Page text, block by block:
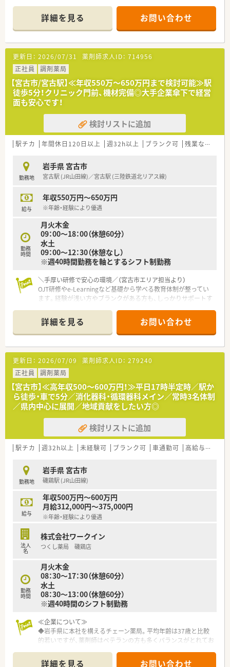
心として運営しています。
■お薬のこと以外にも相談されることもあり、薬剤師としてのや
りがいを感じられる場面が多く、これまでのご経験を生かせる環
境です。
■お人柄重視で採用しています。やる気のある方歓迎！
■応需科目は内科が多く、1日あたり35枚ほどと安定している環
境です。患者様とのコミュニケーションに時間を設けることが
できる環境です。
≪充実な教育・研修制度≫
中途入社の方は、ＯＪＴ研修が基本となります。店舗内で勉強会
の実施などもあり、勉強したい方を応援できる環境です。興味が
ある事や疑問点について相談しやすい職場環境です。
≪こんな方におススメ≫
★地元で働きたい方
★医療過疎地域で勤務したい方
詳細を見る お問い合わせ
更新日： 2026/07/31 薬剤師求人ID： 714956
正社員
調剤薬局
【宮古市/宮古駅】≪年収550万～650万円まで検討可能≫駅
徒歩5分！クリニック門前、機材完備◎大手企業傘下で経営
面も安心です！
検討リストに追加
駅チカ 年間休日120日以上 週32h以上 ブランク可 残業なし(ほぼなし含む)
勤務地
岩手県 宮古市
宮古駅 (JR山田線)／宮古駅 (三陸鉄道北リアス線)
給与
年収550万円～650万円
※年齢・経験により優遇
勤務
時間
月火木金
09：00～18：00（休憩60分）
水土
09：00～12：30（休憩なし）
※週40時間勤務を軸とするシフト制勤務
＼手厚い研修で安心の環境／（宮古市エリア担当より）
OJT研修やe-Learningなど基礎から学べる教育体制が整ってい
ます。経験が浅い方やブランクがある方も、しっかりサポートす
＊------------------------------------------＊
【店舗情報と応需状況について】
■宮古駅から徒歩5分と通勤に便利な立地で、脳神経外科の処方
箋を専門的に応需しています。
■1日あたり約70枚の処方箋を受け付けており、専門性の高い知
識をじっくりと身につけることが可能です。
■常勤薬剤師と派遣薬剤師、さらに事務スタッフ3名が協力し合
い、一人ひとりの負担を抑えて業務に励んでいます。
【法人特徴について】
■患者様とのふれあいや思いやりを何よりも大切にし、地域に密
着した温かみのある薬局運営を行っています。
■地域の皆様が明るく元気に過ごせるよう、最も身近な健康アド
バイザーとしてあり続けることを目指しています。
忘れず、薬局の存在意義を常に追求する企業です。
【勤務実態について】
■月平均の残業時間は5.6時間と非常に少なく、18時までの勤務
がメインのためワークライフバランスが充実します。
■水曜日と土曜日は12時半までの半日営業となっており、午後
の時間を自身のプライベートに有効活用できます。
り、お休みをしっかりと確保できる職場環境です。
詳細を見る お問い合わせ
更新日： 2026/07/09 薬剤師求人ID： 279240
正社員
調剤薬局
【宮古市】≪高年収500～600万円！≫平日17時半定時／駅か
ら徒歩・車で5分／消化器科・循環器科メイン／常時3名体制
／県内中心に展開／地域貢献をしたい方◎
検討リストに追加
駅チカ 週32h以上 未経験可 ブランク可 車通勤可 高給与(600万円以上)
勤務地
岩手県 宮古市
磯鶏駅 (JR山田線)
給与
年収500万円～600万円
月給312,000円～375,000円
※年齢・経験により優遇
法人
名
株式会社ワークイン
つくし薬局 磯鶏店
勤務
時間
月火木金
08：30～17：30（休憩60分）
水土
08：30～13：00（休憩60分）
※週40時間のシフト制勤務
≪企業について≫
◆岩手県に本社を構えるチェーン薬局。平均年齢は37歳と比較
的若いですが、薬剤師はベテランの方も多くバランスがとれてお
◆新規出店も継続しており、今後の成長性もある優良企業です。
詳細を見る お問い合わせ